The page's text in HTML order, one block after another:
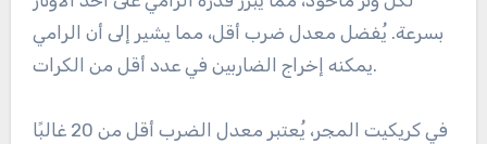
المتوسطات يمكن أن تتأثر بعوامل مثل ظروف الملعب
وجودة صف الضرب الذي تم مواجهته.
فهم معدلات الضرب للرمي